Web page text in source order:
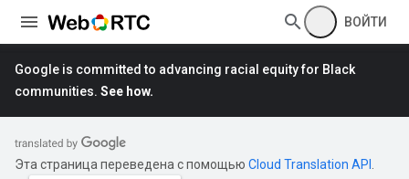
ВОЙТИ
Google is committed to advancing racial equity for Black
communities. See how.
Эта страница переведена с помощью Cloud Translation API